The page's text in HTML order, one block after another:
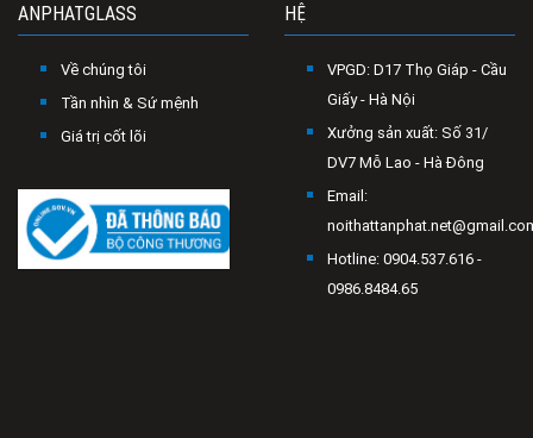
ANPHATGLASS
Về chúng tôi
Tần nhìn & Sứ mệnh
Giá trị cốt lõi
HỆ
VPGD: D17 Thọ Giáp - Cầu
Giấy - Hà Nội
Xưởng sản xuất: Số 31/
DV7 Mỗ Lao - Hà Đông
Email:
Hotline: 0904.537.616 -
0986.8484.65